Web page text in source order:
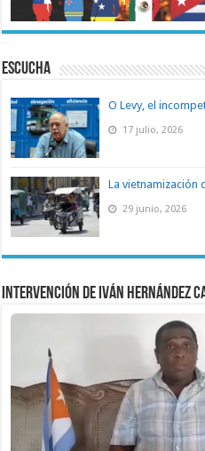
ESCUCHA
O Levy, el
17 julio, 2026
La vietnamización
29 junio, 2026
Intervención de Iván Hernández